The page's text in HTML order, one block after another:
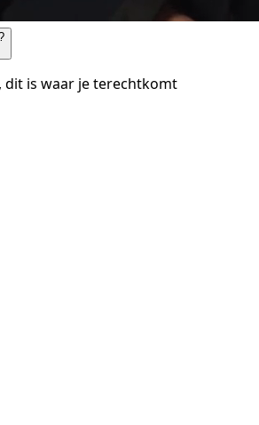
dit is waar je terechtkomt